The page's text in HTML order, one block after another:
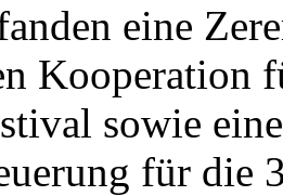
eine
Kooperation
sowie
für die